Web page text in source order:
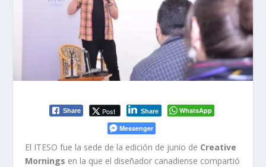
Share Post Share
WhatsApp
Messenger
El ITESO fue la sede de la edición de junio de Creative
Mornings en la que el diseñador canadiense compartió